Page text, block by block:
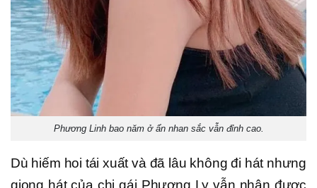
Phương Linh bao năm ở ẩn nhan sắc vẫn đỉnh cao.
Dù hiếm hoi tái xuất và đã lâu không đi hát nhưng
giọng hát của chị gái Phương Ly vẫn nhận được